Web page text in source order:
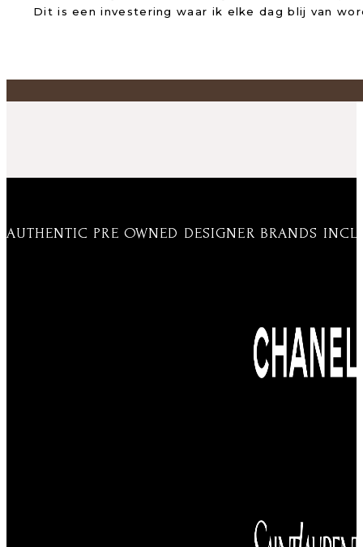
Dit is een investering waar ik elke dag blij van
AUTHENTIC PRE OWNED DESIGNER BRANDS